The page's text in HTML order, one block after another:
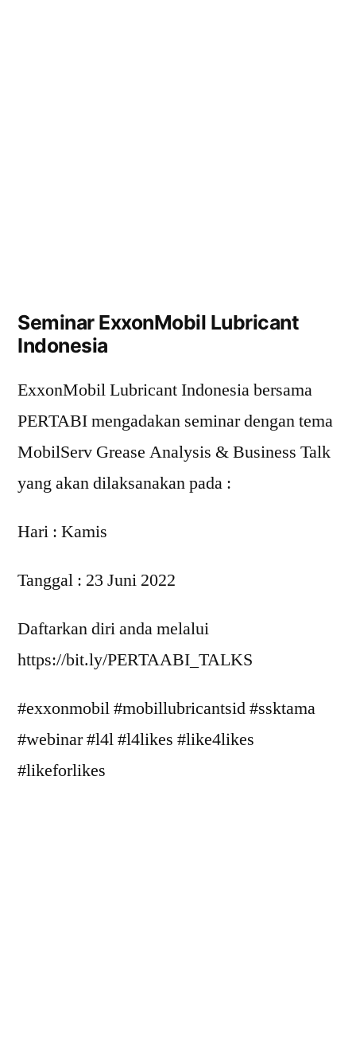
Seminar ExxonMobil Lubricant
Indonesia
ExxonMobil Lubricant Indonesia bersama
PERTABI mengadakan seminar dengan tema
MobilServ Grease Analysis & Business Talk
yang akan dilaksanakan pada :
Hari : Kamis
Tanggal : 23 Juni 2022
Daftarkan diri anda melalui
https://bit.ly/PERTAABI_TALKS
#exxonmobil #mobillubricantsid #ssktama
#webinar #l4l #l4likes #like4likes
#likeforlikes